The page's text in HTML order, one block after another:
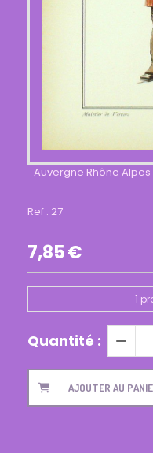
Auvergne Rhône
Ref : 27
7,85€
1
Quantité :
AJOUTER AU